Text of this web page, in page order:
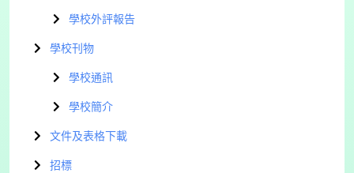
學校外評報告
學校刊物
學校通訊
學校簡介
文件及表格下載
招標